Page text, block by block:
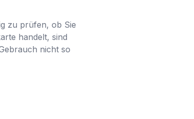
zu prüfen, ob Sie
handelt, sind
nicht so